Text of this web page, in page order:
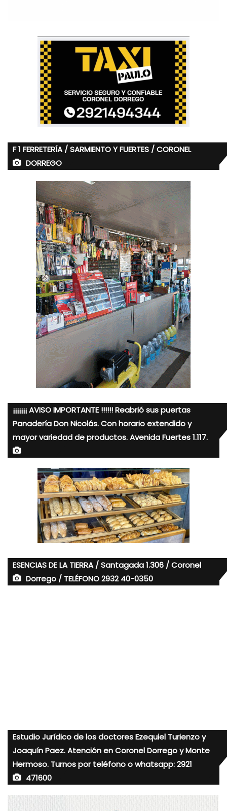
F 1 FERRETERÍA / SARMIENTO Y FUERTES / CORONEL
DORREGO
¡¡¡¡¡¡¡ AVISO IMPORTANTE !!!!!! Reabrió sus puertas
Panadería Don Nicolás. Con horario extendido y
mayor variedad de productos. Avenida Fuertes 1.117.
ESENCIAS DE LA TIERRA / Santagada 1.306 / Coronel
Dorrego / TELÉFONO 2932 40-0350
Estudio Jurídico de los doctores Ezequiel Turienzo y
Joaquín Paez. Atención en Coronel Dorrego y Monte
Hermoso. Turnos por teléfono o whatsapp: 2921
471600